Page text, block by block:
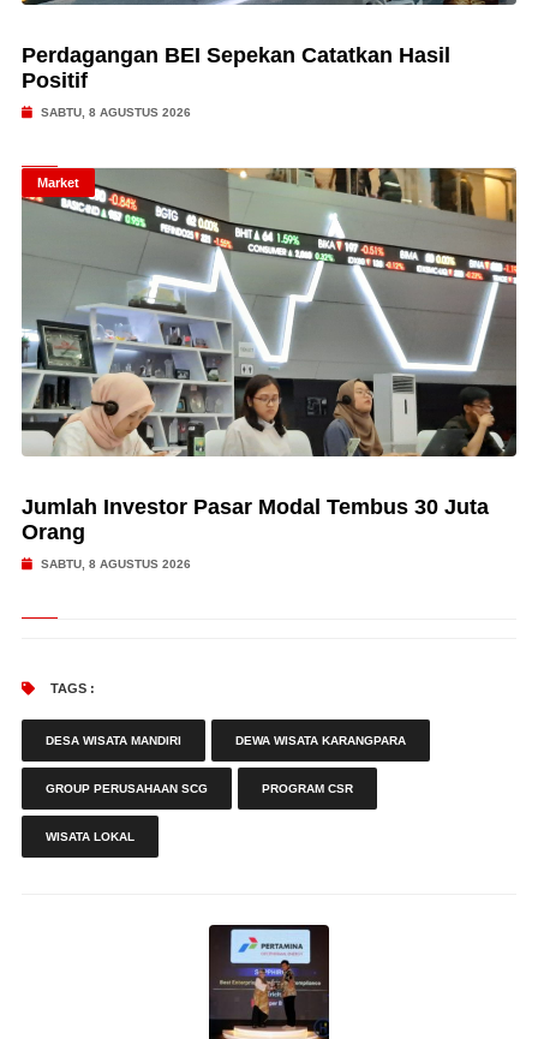
Perdagangan BEI Sepekan Catatkan Hasil
Positif
SABTU, 8 AGUSTUS 2026
Market
Jumlah Investor Pasar Modal Tembus 30 Juta
Orang
SABTU, 8 AGUSTUS 2026
TAGS :
DESA WISATA MANDIRI DEWA WISATA KARANGPARA
GROUP PERUSAHAAN SCG PROGRAM CSR
WISATA LOKAL